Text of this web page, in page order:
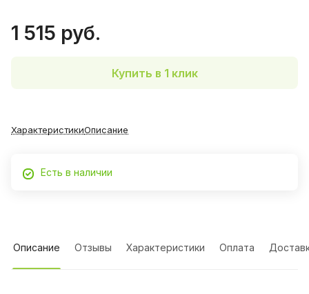
1 515 руб.
Купить в 1 клик
ХарактеристикиОписание
Есть в наличии
Описание Отзывы Характеристики Оплата